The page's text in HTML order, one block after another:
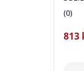
0
813